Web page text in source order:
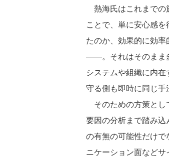
熱海氏はこれまでの
ことで、単に安心感
たのか、効果的に効
――。それはそのまま
システムや組織に内
守る側も即時に同じ手
そのための方策とし
要因の分析まで踏み
の有無の可能性だけ
ニケーション面など